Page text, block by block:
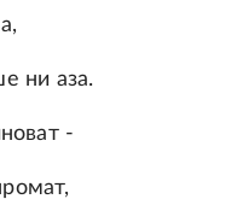
ни аза.
-